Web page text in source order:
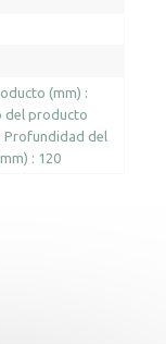
(mm) :
del producto
Profundidad del
: 120